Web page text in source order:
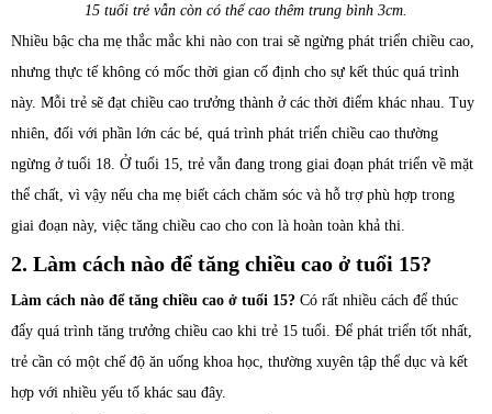
15 tuổi trẻ vẫn còn có thể cao thêm trung bình 3cm.
Nhiều bậc cha mẹ thắc mắc khi nào con trai sẽ ngừng phát triển chiều cao,
nhưng thực tế không có mốc thời gian cố định cho sự kết thúc quá trình
này. Mỗi trẻ sẽ đạt chiều cao trưởng thành ở các thời điểm khác nhau. Tuy
nhiên, đối với phần lớn các bé, quá trình phát triển chiều cao thường
ngừng ở tuổi 18. Ở tuổi 15, trẻ vẫn đang trong giai đoạn phát triển về mặt
thể chất, vì vậy nếu cha mẹ biết cách chăm sóc và hỗ trợ phù hợp trong
giai đoạn này, việc tăng chiều cao cho con là hoàn toàn khả thi.
2. Làm cách nào để tăng chiều cao ở tuổi 15?
Làm cách nào để tăng chiều cao ở tuổi 15? Có rất nhiều cách để thúc
đẩy quá trình tăng trưởng chiều cao khi trẻ 15 tuổi. Để phát triển tốt nhất,
trẻ cần có một chế độ ăn uống khoa học, thường xuyên tập thể dục và kết
hợp với nhiều yếu tố khác sau đây.